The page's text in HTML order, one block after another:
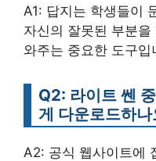
A1: 답지는 학생들이
자신의 잘못된 부분
와주는 중요한 도구입
Q2: 라이트 쎈
게 다운로드하나
A2: 공식 웹사이트에